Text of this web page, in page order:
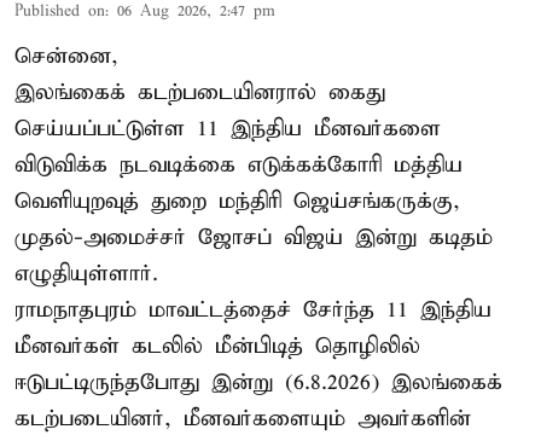
Published on: 06 Aug 2026, 2:47 pm
சென்னை,
இலங்கைக் கடற்படையினரால் கைது
செய்யப்பட்டுள்ள 11 இந்திய மீனவர்களை
விடுவிக்க நடவடிக்கை எடுக்கக்கோரி மத்திய
வெளியுறவுத் துறை மந்திரி ஜெய்சங்கருக்கு,
முதல்-அமைச்சர் ஜோசப் விஜய் இன்று கடிதம்
எழுதியுள்ளார்.
ராமநாதபுரம் மாவட்டத்தைச் சேர்ந்த 11 இந்திய
மீனவர்கள் கடலில் மீன்பிடித் தொழிலில்
ஈடுபட்டிருந்தபோது இன்று (6.8.2026) இலங்கைக்
கடற்படையினர், மீனவர்களையும் அவர்களின்